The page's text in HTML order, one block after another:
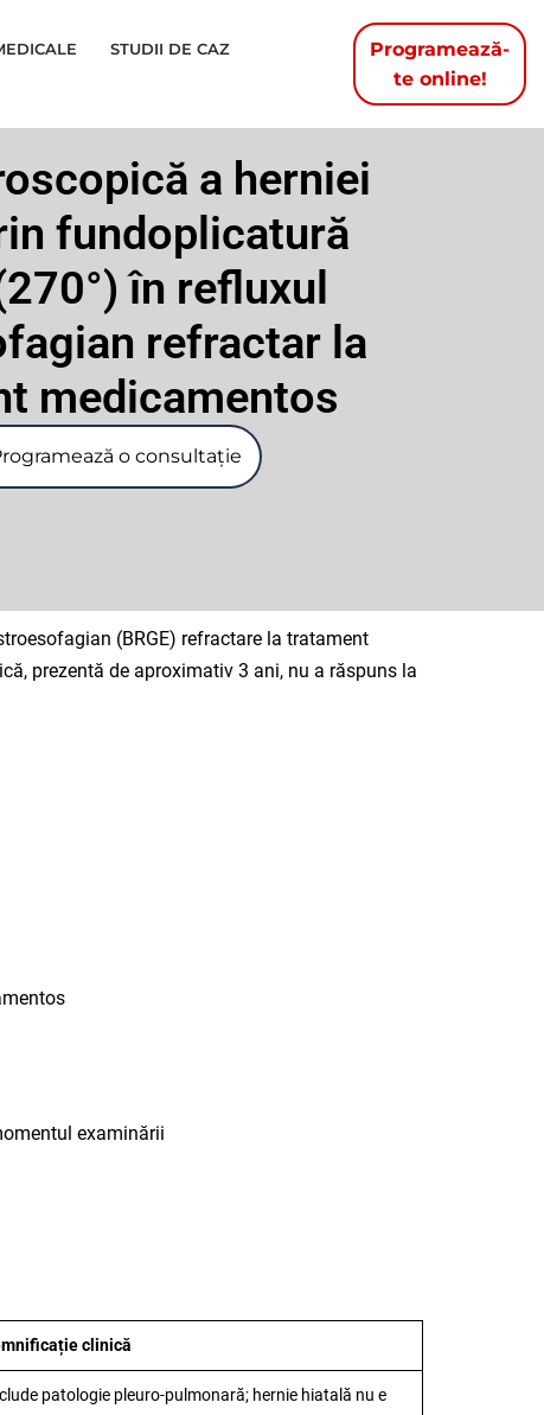
STUDII DE CAZ
Programează-
te online!
a herniei
fundoplicatură
în refluxul
refractar la
medicamentos
o consultație
(BRGE) refractare la tratament
prezentă de aproximativ 3 ani, nu a răspuns la
examinării
clinică
patologie pleuro-pulmonară; hernie hiatală nu e